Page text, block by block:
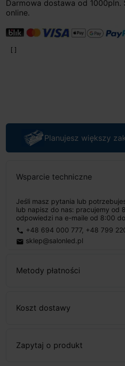
Darmowa dostawa od 1000pln.
online.
Planujesz większy
Wsparcie techniczne
Jeśli masz pytania lub
lub napisz do nas: pracujemy od
odpowiedzi na e-maile od 8:00
phone +48 694 000 777, +48 799
email sklep@salonled.pl
Metody płatności
Koszt dostawy
Zapytaj o produkt